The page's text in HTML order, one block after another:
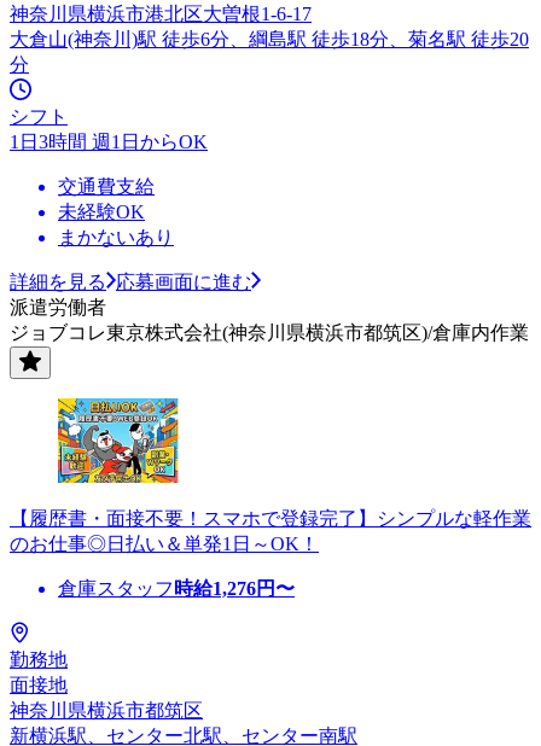
神奈川県横浜市港北区大曽根1-6-17
大倉山(神奈川)駅 徒歩6分、綱島駅 徒歩18分、菊名駅 徒歩20
分
シフト
1日3時間 週1日からOK
交通費支給
未経験OK
まかないあり
詳細を見る
応募画面に進む
派遣労働者
ジョブコレ東京株式会社(神奈川県横浜市都筑区)/倉庫内作業
【履歴書・面接不要！スマホで登録完了】シンプルな軽作業
のお仕事◎日払い＆単発1日～OK！
倉庫スタッフ 時給1,276円〜
勤務地
面接地
神奈川県横浜市都筑区
新横浜駅、センター北駅、センター南駅